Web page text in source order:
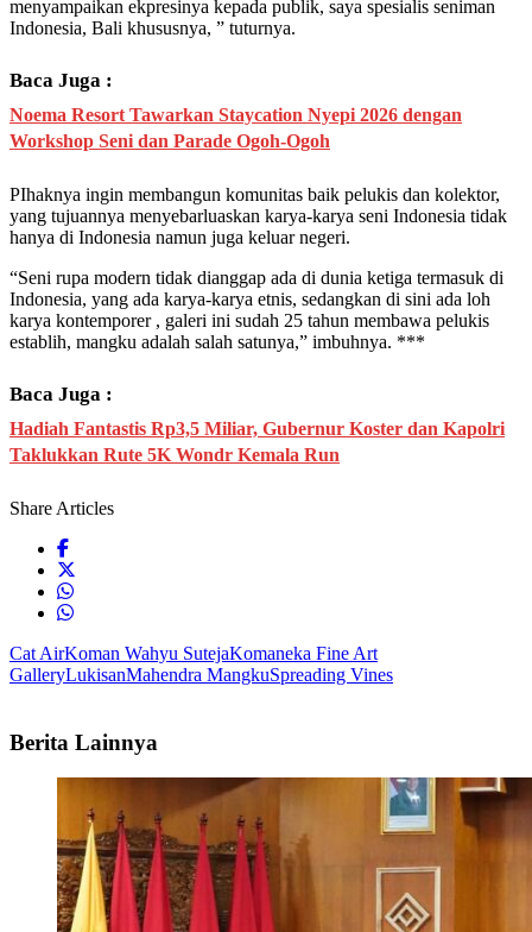
menyampaikan ekpresinya kepada publik, saya spesialis seniman
Indonesia, Bali khususnya, ” tuturnya.
Baca Juga :
Noema Resort Tawarkan Staycation Nyepi 2026 dengan
Workshop Seni dan Parade Ogoh-Ogoh
PIhaknya ingin membangun komunitas baik pelukis dan kolektor,
yang tujuannya menyebarluaskan karya-karya seni Indonesia tidak
hanya di Indonesia namun juga keluar negeri.
“Seni rupa modern tidak dianggap ada di dunia ketiga termasuk di
Indonesia, yang ada karya-karya etnis, sedangkan di sini ada loh
karya kontemporer , galeri ini sudah 25 tahun membawa pelukis
establih, mangku adalah salah satunya,” imbuhnya. ***
Baca Juga :
Hadiah Fantastis Rp3,5 Miliar, Gubernur Koster dan Kapolri
Taklukkan Rute 5K Wondr Kemala Run
Share Articles
Cat AirKoman Wahyu SutejaKomaneka Fine Art
GalleryLukisanMahendra MangkuSpreading Vines
Berita Lainnya